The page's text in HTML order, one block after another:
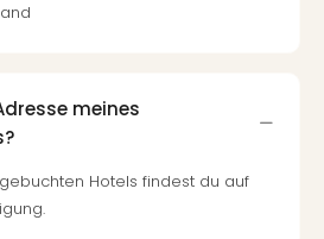
meines
Hotels findest du auf